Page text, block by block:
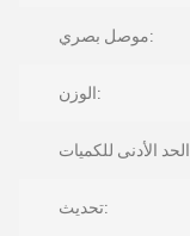
موصل بصري:
الوزن:
تحديث: